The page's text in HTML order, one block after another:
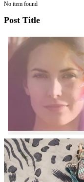
No item found
Post Title